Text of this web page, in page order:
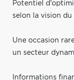
Potentiel
selon la vision du
Une occasion
un secteur
Informations